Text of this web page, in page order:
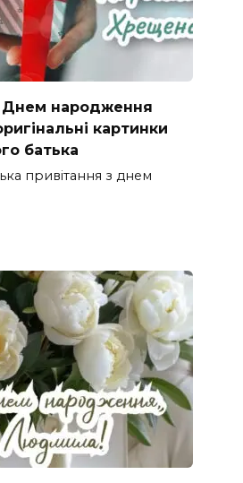
Днем народження
картинки
батька
привітання з днем